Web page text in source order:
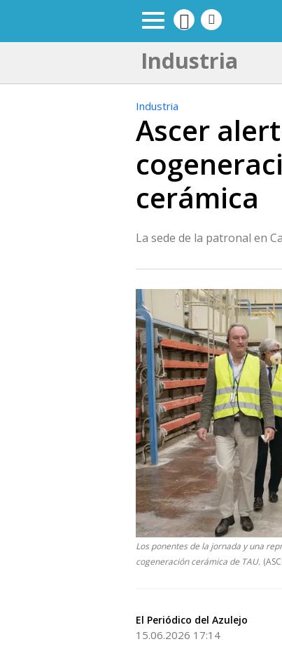
Industria
Industria
Ascer
cerámica
La sede de la patronal en
Los ponentes de la jornada y una
cogeneración cerámica de TAU.
El Periódico del Azulejo
15.06.2026 17:14